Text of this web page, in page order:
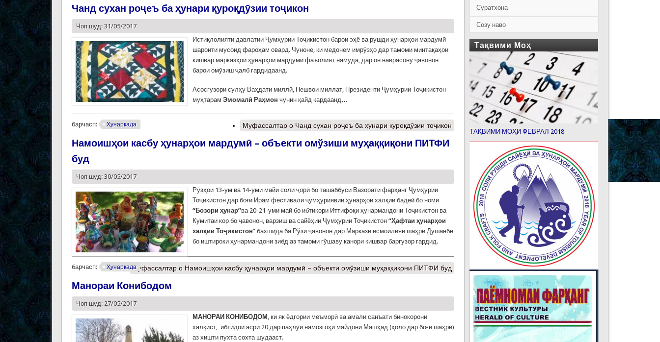
Чанд сухан роҷеъ ба ҳунари қуроқдӯзии тоҷикон
Чоп шуд: 31/05/2017
Истиқлолияти давлатии Ҷумҳурии Тоҷикистон барои эҳё ва рушди ҳунарҳои мардумӣ
шароити мусоид фароҳам овард. Чуноне, ки медонем имрӯзҳо дар тамоми минтақаҳои
кишвар марказҳои ҳунарҳои мардумӣ фаъолият намуда, дар он наврасону ҷавонон
барои омӯзиш ҷалб гардидаанд.
Асосгузори сулҳу Ваҳдати миллӣ, Пешвои миллат, Президенти Ҷумҳурии Тоҷикистон
муҳтарам Эмомалӣ Раҳмон чунин қайд кардаанд...
барчасп: Ҳунаркада Муфассалтар о Чанд сухан роҷеъ ба ҳунари қуроқдӯзии тоҷикон
Намоишҳои касбу ҳунарҳои мардумӣ – объекти омўзиши муҳаққиқони ПИТФИ
буд
Чоп шуд: 30/05/2017
Рӯзҳои 13-ум ва 14-уми майи соли ҷорӣ бо ташаббуси Вазорати фарҳанг Ҷумҳурии
Тоҷикистон дар боғи Ирам фестивали ҷумҳуриявии ҳунарҳои халқии бадеӣ бо номи
“Бозори ҳунар”ва 20-21-уми май бо ибтикори Иттифоқи ҳунармандони Тоҷикистон ва
Кумитаи кор бо ҷавонон, варзиш ва сайёҳии Ҷумҳурии Тоҷикистон “Ҳафтаи ҳунарҳои
халқии Тоҷикистон” бахшида ба Рўзи ҷавонон дар Маркази исмоилияи шаҳри Душанбе
бо иштироки ҳунармандони зиёд аз тамоми гўшаву канори кишвар баргузор гардид.
барчасп: ҲунаркадаМуфассалтар о Намоишҳои касбу ҳунарҳои мардумӣ – объекти омўзиши муҳаққиқони ПИТФИ буд
Манораи Конибодом
Чоп шуд: 27/05/2017
МАНОРАИ КОНИБОДОМ , ки як ёдгории меъморӣ ва амали санъати бинокорони
халқист, ибтидои асри 20 дар паҳлӯи намозгоҳи майдони Машҳад (ҳоло дар боғи шаҳрӣ)
аз хишти пухта сохта шудааст.
Суратхона
Созу наво
Тақвими Моҳ
ТАҚВИМИ МОҲИ ФЕВРАЛ 2018